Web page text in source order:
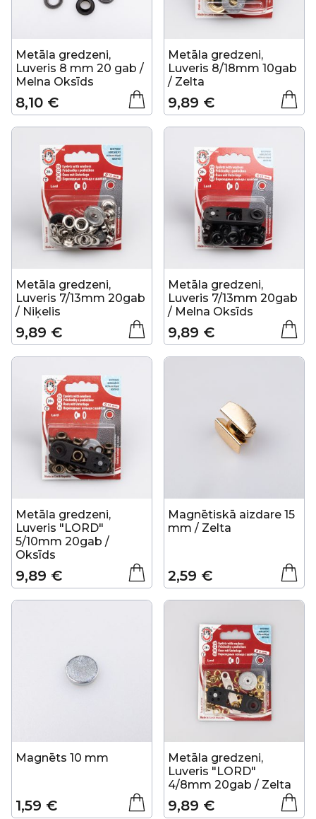
Metāla gredzeni,
Luveris 8 mm 20 gab /
Melna Oksīds
8,10 €
Metāla gredzeni,
Luveris 8/18mm 10gab
/ Zelta
9,89 €
Metāla gredzeni,
Luveris 7/13mm 20gab
/ Niķelis
9,89 €
Metāla gredzeni,
Luveris 7/13mm 20gab
/ Melna Oksīds
9,89 €
Metāla gredzeni,
Luveris "LORD"
5/10mm 20gab /
Oksīds
9,89 €
Magnētiskā aizdare 15
mm / Zelta
2,59 €
Magnēts 10 mm
1,59 €
Metāla gredzeni,
Luveris "LORD"
4/8mm 20gab / Zelta
9,89 €